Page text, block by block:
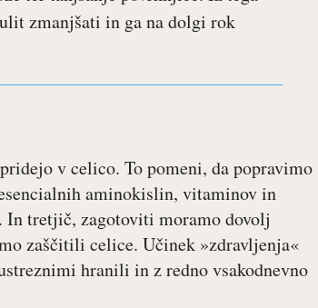
zmanjšati in ga na dolgi rok
v celico. To pomeni, da popravimo
aminokislin, vitaminov in
In tretjič, zagotoviti moramo dovolj
zaščitili celice. Učinek »zdravljenja«
hranili in z redno vsakodnevno